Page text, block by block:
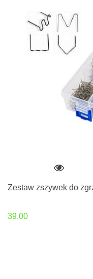
Zestaw zszywek do
39.00